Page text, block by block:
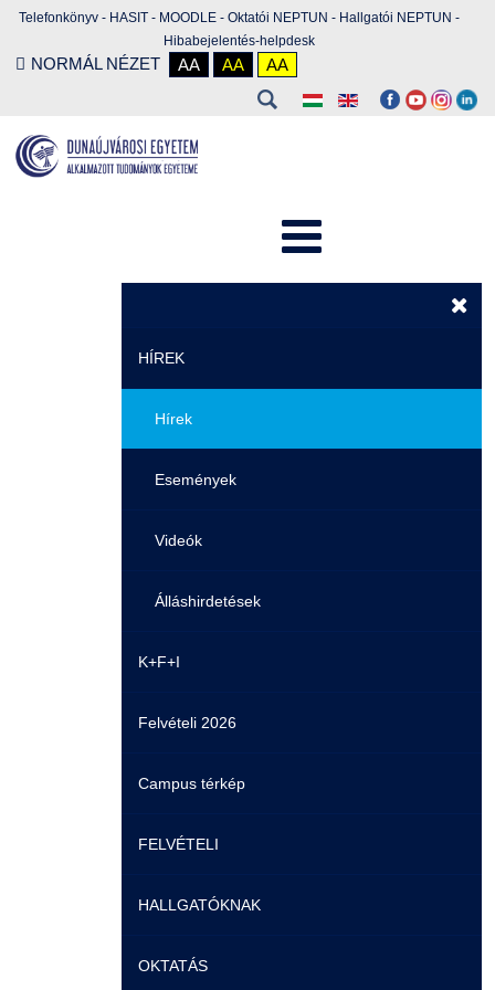
Telefonkönyv - HASIT - MOODLE - Oktatói NEPTUN - Hallgatói NEPTUN -
Hibabejelentés-helpdesk
NORMÁL NÉZET AA AA AA
HÍREK
Hírek
Események
Videók
Álláshirdetések
K+F+I
Felvételi 2026
Campus térkép
FELVÉTELI
Pontozási rendszer szabályai
Felvetteknek
HALLGATÓKNAK
Képzéseink
OKTATÁS